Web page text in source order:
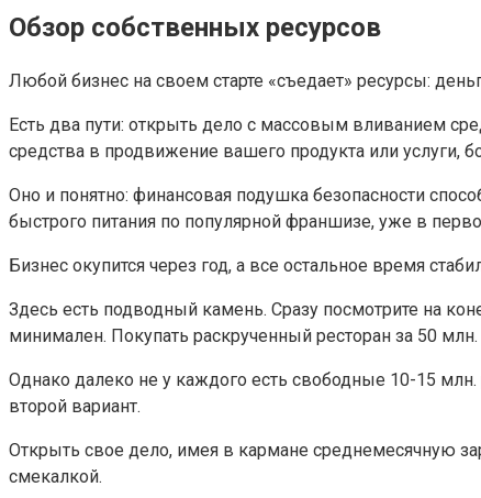
Обзор собственных ресурсов
Любой бизнес на своем старте «съедает» ресурсы:
Есть два пути: открыть дело с массовым вливанием
средства в продвижение вашего продукта или услуги,
Оно и понятно: финансовая подушка безопасности
быстрого питания по популярной франшизе, уже в
Бизнес окупится через год, а все остальное время
Здесь есть подводный камень. Сразу посмотрите на
минимален. Покупать раскрученный ресторан за 50
Однако далеко не у каждого есть свободные 10-15
второй вариант.
Открыть свое дело, имея в кармане среднемесячную
смекалкой.